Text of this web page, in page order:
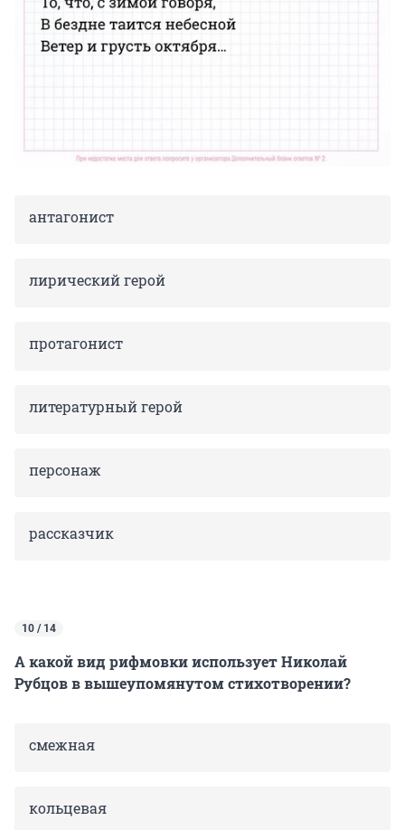
антагонист
лирический герой
протагонист
литературный герой
персонаж
рассказчик
10 / 14
А какой вид рифмовки использует Николай
Рубцов в вышеупомянутом стихотворении?
смежная
кольцевая